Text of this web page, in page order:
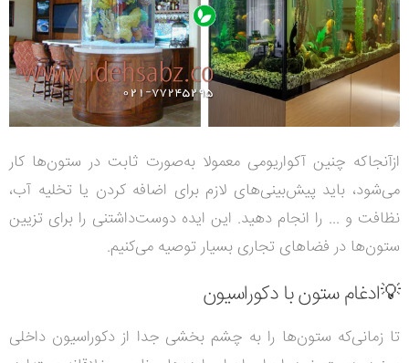
ازآنجاکه چنین آکواریومی معمولا به‌صورت ثابت در ستون‌ها کار
می‌شود، باید پیش‌بینی‌های لازم برای اضافه کردن یا تخلیه آب،
نظافت و ... را انجام دهید. این ایده دوست‌داشتنی را برای تزیین
ستون‌ها در فضاهای تجاری بسیار توصیه می‌کنیم.
💡ادغام ستون با دکوراسیون
تا زمانی‌که ستون‌ها را به چشم بخشی جدا از دکوراسیون داخلی